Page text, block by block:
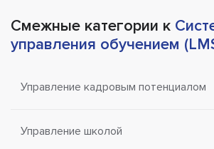
Смежные категории к
управления обучением
Управление кадровым потенциалом
Управление школой